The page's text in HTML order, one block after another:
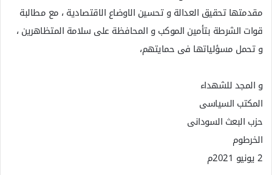
مقدمتها تحقيق العدالة و تحسين الاوضاع الاقتصادية ، مع مطالبة
قوات الشرطة بتأمين الموكب و المحافظة على سلامة المتظاهرين ،
و تحمل مسؤلياتها فى حمايتهم،
و المجد للشهداء
المكتب السياسى
حزب البعث السودانى
الخرطوم
2 يونيو 2021م